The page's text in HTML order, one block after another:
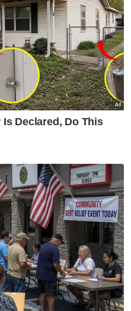
selidik kami dan
tunai.
×
bulanan semua
anda?
RM3,500 - RM5,000
RM8,001 - RM12,000
Lebih daripada RM16,000
0